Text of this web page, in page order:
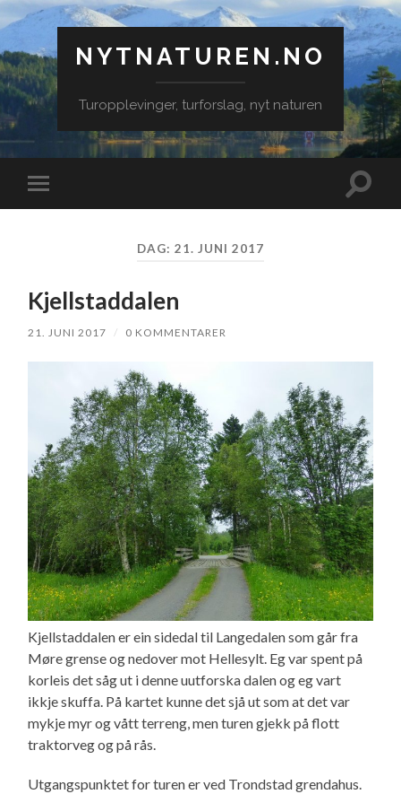
NYTNATUREN.NO
Turopplevinger, turforslag, nyt naturen
Veksle
mobilmeny
Veksle
DAG: 21. JUNI 2017
Kjellstaddalen
21. JUNI 2017 / 0 KOMMENTARER
Kjellstaddalen er ein sidedal til Langedalen som går fra
Møre grense og nedover mot Hellesylt. Eg var spent på
korleis det såg ut i denne uutforska dalen og eg vart
ikkje skuffa. På kartet kunne det sjå ut som at det var
mykje myr og vått terreng, men turen gjekk på flott
traktorveg og på rås.
Utgangspunktet for turen er ved Trondstad grendahus.